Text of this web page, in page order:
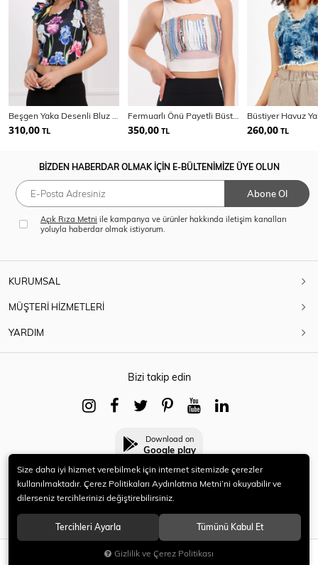
SEPETE EKLE
310,00 TL 350,00 TL 260,00 TL
BİZDEN HABERDAR OLMAK İÇİN E-BÜLTENİMİZE ÜYE OLUN
Abone Ol
Açık Rıza Metni ile kampanya ve ürünler hakkında iletişim kanalları
yoluyla haberdar olmak istiyorum.
KURUMSAL
MÜŞTERİ HİZMETLERİ
YARDIM
Bizi takip edin
Download on
Google play
© 2021 HERYENİ. Tüm hakları saklıdır.
Size daha iyi hizmet verebilmek için internet sitemizde çerezler
kullanılmaktadır. Çerez Politikaları Aydınlatma Metni’ni okuyabilir ve
dilerseniz tercihlerinizi değiştirebilirsiniz.
Tercihleri Ayarla Tümünü Kabul Et
Gizlilik ve Çerez Politikası